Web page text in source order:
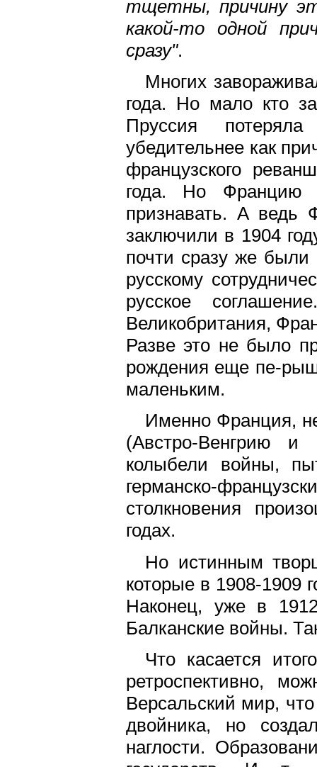
тщетны, причину
какой-то одной
сразу".
Многих
года. Но мало кто
Пруссия
убедительнее как
французского
года. Но Францию
признавать. А ведь
заключили в 1904
почти сразу же были
русскому
русское
Великобритания,
Разве это не было
рождения еще пе-
маленьким.
Именно Франция,
(Австро-Венгрию
колыбели войны,
германско-
столкновения
годах.
Но истинным
которые в 1908-1909
Наконец, уже в
Балканские войны.
Что касается
ретроспективно,
Версальский мир,
двойника, но
наглости.